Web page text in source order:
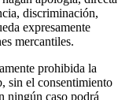
discriminación,
expresamente
mercantiles.
prohibida la
sin el consentimiento
ningún caso podrá